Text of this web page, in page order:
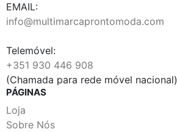
EMAIL:
info@multimarcaprontomoda.com
Telemóvel:
+351 930 446 908
(Chamada para rede móvel nacional)
PÁGINAS
Loja
Sobre Nós